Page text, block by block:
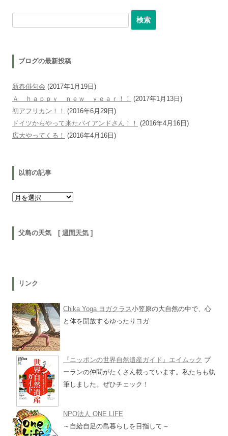
検索:
ブログの最新投稿
新春俳句会 (2017年1月19日)
Ａ ｈａｐｐｙ ｎｅｗ ｙｅａｒ！！
(2017年1月13日)
初アフリカン！！
(2016年6月29日)
ドイツからやって来たバイアンドさん！！
(2016年4月16日)
広大やってくる！
(2016年4月16日)
以前の記事
以前の記事
父島の天気 [ 週間天気 ]
リンク
Chika Yoga ヨガクラス小笠原の大自然の中で、心
と体を開放するゆったりヨガ
『ニッポンの世界自然遺産ガイド』エイムック プ
ーランの仲間がたくさん載っています。私たちも執
筆しました。ぜひチェック！
NPO法人 ONE LIFE
～自給自足の島暮らしを目指して～